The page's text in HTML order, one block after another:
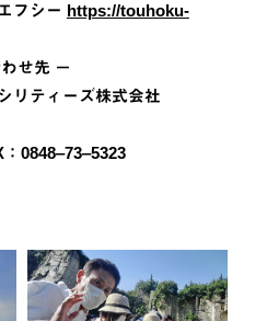
フシー https://touhoku-
せ先 －
リティーズ株式会社
0848‒73‒5323